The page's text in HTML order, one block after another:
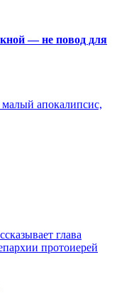
— не повод для
апокалипсис,
глава
протоиерей